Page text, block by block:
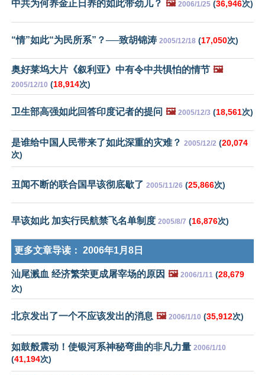
中共为何养金正日养的如此带劲儿？ 🖼️ 2006/1/25 (36,946次)
“情”如此“为民所系”？──致胡锦涛 2005/12/18 (17,050次)
奥好莱坞大片《叙利亚》中有令中共惧怕的情节 🖼️
2005/12/10 (18,914次)
卫生部高强如此回答印度记者的提问 🖼️ 2005/12/3 (18,561次)
是谁给中国人民带来了如此深重的灾难？ 2005/12/2 (20,074
次)
丑闻不断的联合国早该彻底歇了 2005/11/26 (25,866次)
早该如此 加实行民航禁飞名单制度 2005/8/7 (16,876次)
更多文章导读： 2006年1月8日
汕尾溅血 经济繁荣更成屠宰场的原因 🖼️ 2006/1/11 (28,679
次)
北京发出了一个不应该发出的消息 🖼️ 2006/1/10 (35,912次)
如鼓般震动！使银河系神秘弯曲的非凡力量 2006/1/10
(41,194次)